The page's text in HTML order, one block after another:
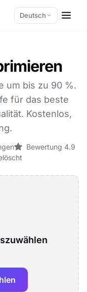
Deutsch
um bis zu 90 %.
für das beste
Kostenlos,
Bewertung 4.9